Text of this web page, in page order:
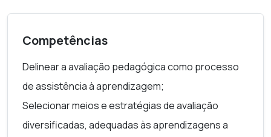
pedagógica digital (Modelo PrACT)
meios/instrumentos e
técnicas/estratégias de avaliação usadas
em contextos digitais de aprendizagem
Desenhar um Plano de Avaliação
Competências
Delinear a avaliação pedagógica como processo
de assistência à aprendizagem;
Selecionar meios e estratégias de avaliação
diversificadas, adequadas às aprendizagens a